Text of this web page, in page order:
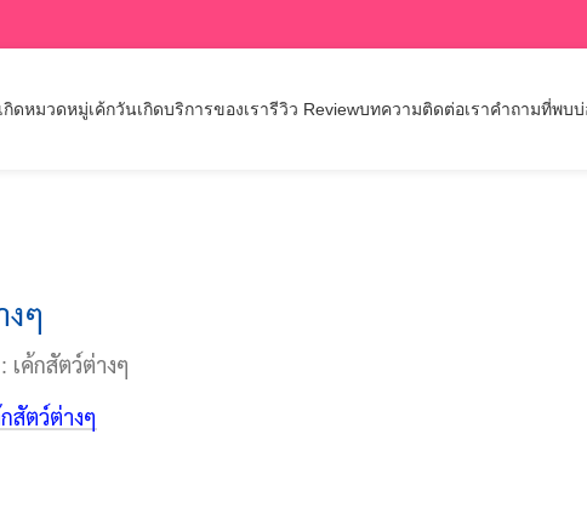
กิดหมวดหมู่เค้กวันเกิดบริการของเรารีวิว Reviewบทความติดต่อเราคำถามที่พบบ่
งๆ
เค้กสัตว์ต่างๆ
สัตว์ต่างๆ